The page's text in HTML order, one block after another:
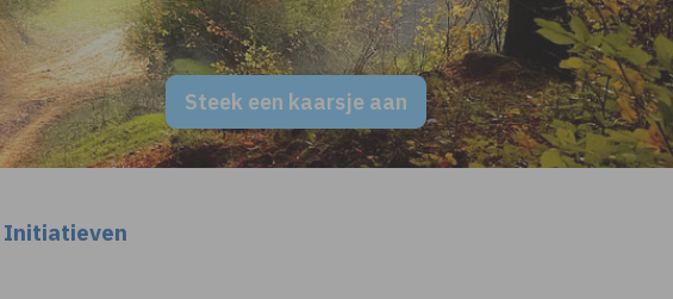
Steek een kaarsje aan
Initiatieven